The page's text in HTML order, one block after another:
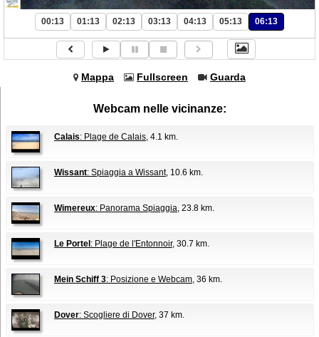
00:13 01:13 02:13 03:13 04:13 05:13 06:13
Mappa Fullscreen Guarda
Webcam nelle vicinanze:
Calais: Plage de Calais, 4.1 km.
Wissant: Spiaggia a Wissant, 10.6 km.
Wimereux: Panorama Spiaggia, 23.8 km.
Le Portel : Plage de l'Entonnoir, 30.7 km.
Mein Schiff 3: Posizione e Webcam, 36 km.
Dover: Scogliere di Dover, 37 km.